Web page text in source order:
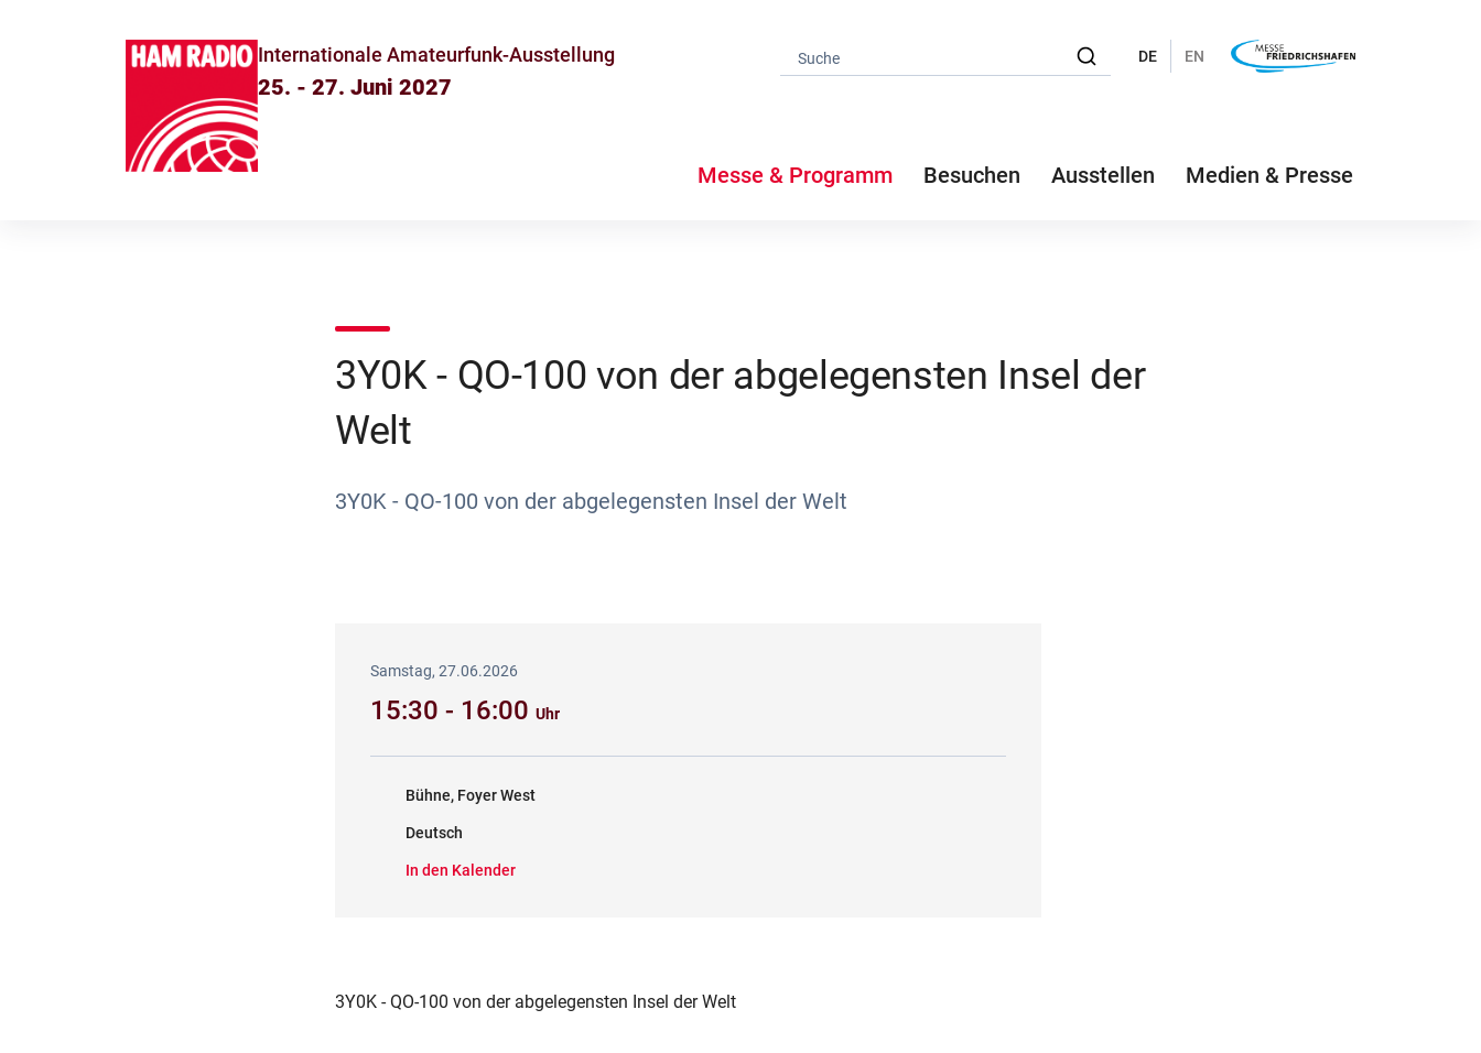
Internationale Amateurfunk-Ausstellung
25. - 27. Juni 2027
DE EN
Messe & Programm Besuchen Ausstellen Medien & Presse
3Y0K - QO-100 von der abgelegensten Insel der
Welt
3Y0K - QO-100 von der abgelegensten Insel der Welt
Samstag, 27.06.2026
15:30 - 16:00 Uhr
Bühne, Foyer West
Deutsch
In den Kalender
3Y0K - QO-100 von der abgelegensten Insel der Welt